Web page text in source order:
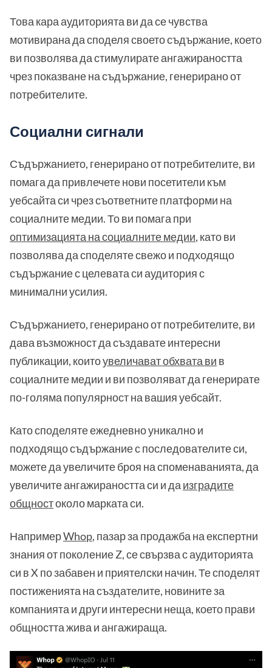
Това кара аудиторията ви да се чувства
мотивирана да споделя своето съдържание, което
ви позволява да стимулирате ангажираността
чрез показване на съдържание, генерирано от
потребителите.
Социални сигнали
Съдържанието, генерирано от потребителите, ви
помага да привлечете нови посетители към
уебсайта си чрез съответните платформи на
социалните медии. То ви помага при
оптимизацията на социалните медии, като ви
позволява да споделяте свежо и подходящо
съдържание с целевата си аудитория с
минимални усилия.
Съдържанието, генерирано от потребителите, ви
дава възможност да създавате интересни
публикации, коитоувеличават обхвата ви в
социалните медии и ви позволяват да генерирате
по-голяма популярност на вашия уебсайт.
Като споделяте ежедневно уникално и
подходящо съдържание с последователите си,
можете да увеличите броя на споменаванията, да
увеличите ангажираността си и да изградите
общностоколо марката си.
НапримерWhop, пазар за продажба на експертни
знания от поколение Z, се свързва с аудиторията
си в X по забавен и приятелски начин. Те споделят
постиженията на създателите, новините за
компанията и други интересни неща, което прави
общността жива и ангажираща.